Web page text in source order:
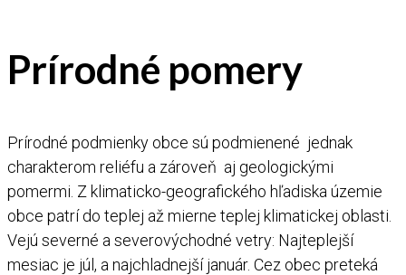
Prírodné pomery
Prírodné podmienky obce sú podmienené jednak
charakterom reliéfu a zároveň aj geologickými
pomermi. Z klimaticko-geografického hľadiska územie
obce patrí do teplej až mierne teplej klimatickej oblasti.
Vejú severné a severovýchodné vetry: Najteplejší
mesiac je júl, a najchladnejší január. Cez obec preteká